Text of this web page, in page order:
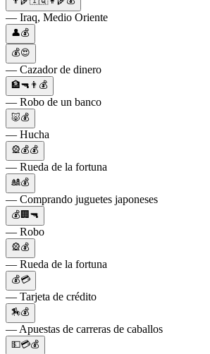
— Iraq, Medio Oriente
👤💰
💰😍
— Cazador de dinero
🏦🔫👨💰
— Robo de un banco
🐷💰
— Hucha
🎡💰💰
— Rueda de la fortuna
🎎💰
— Comprando juguetes japoneses
💰🏢🔫
— Robo
🎡💰
— Rueda de la fortuna
💰💳
— Tarjeta de crédito
🏇💰
— Apuestas de carreras de caballos
💵💳💰